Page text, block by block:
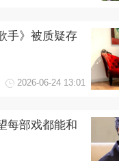
手》被质疑存
2026-06-24 13:01
每部戏都能和